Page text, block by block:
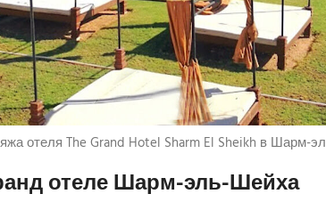
отеля The Grand Hotel Sharm El Sheikh в Шарм-
отеле Шарм-эль-Шейха